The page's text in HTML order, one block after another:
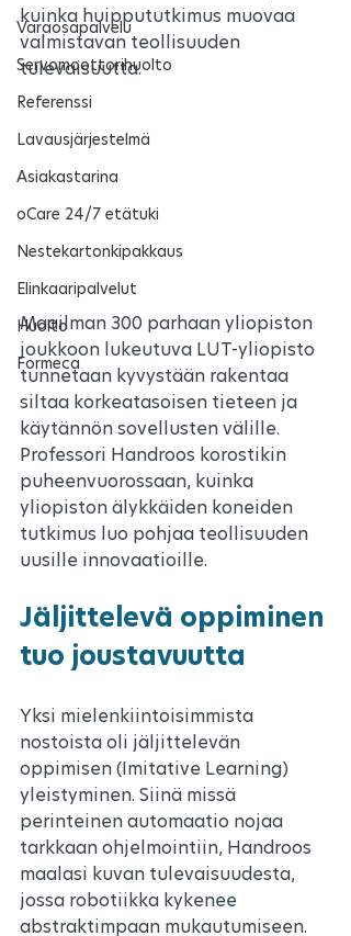
Varaosapalvelu
Servomoottorihuolto
Referenssi
Lavausjärjestelmä
Asiakastarina
oCare 24/7 etätuki
Nestekartonkipakkaus
Elinkaaripalvelut
Huolto
Formeca
kuinka huippututkimus muovaa
valmistavan teollisuuden
tulevaisuutta.
Maailman 300 parhaan yliopiston
joukkoon lukeutuva LUT-yliopisto
tunnetaan kyvystään rakentaa
siltaa korkeatasoisen tieteen ja
käytännön sovellusten välille.
Professori Handroos korostikin
puheenvuorossaan, kuinka
yliopiston älykkäiden koneiden
tutkimus luo pohjaa teollisuuden
uusille innovaatioille.
Jäljittelevä oppiminen
tuo joustavuutta
Yksi mielenkiintoisimmista
nostoista oli jäljittelevän
oppimisen (Imitative Learning)
yleistyminen. Siinä missä
perinteinen automaatio nojaa
tarkkaan ohjelmointiin, Handroos
maalasi kuvan tulevaisuudesta,
jossa robotiikka kykenee
abstraktimpaan mukautumiseen.